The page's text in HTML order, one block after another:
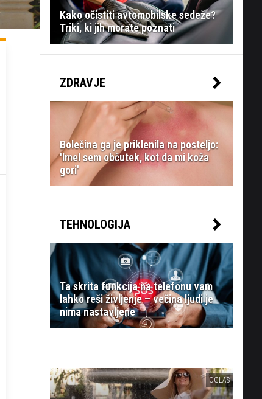
Kako očistiti avtomobilske sedeže?
Triki, ki jih morate poznati
ZDRAVJE
Bolečina ga je priklenila na posteljo:
'Imel sem občutek, kot da mi koža
gori'
TEHNOLOGIJA
Ta skrita funkcija na telefonu vam
lahko reši življenje – večina ljudi je
nima nastavljene
OGLAS